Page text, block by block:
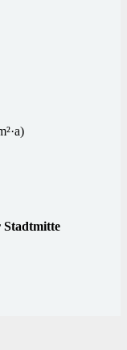
Stadtmitte